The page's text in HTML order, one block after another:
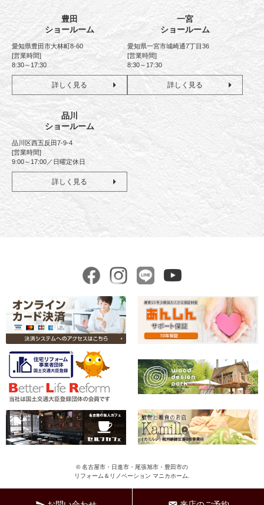
豊田
ショールーム
愛知県豊田市大林町8-60
[営業時間]
8:30～17:30
詳しく見る
一宮
ショールーム
愛知県一宮市城崎通7丁目36
[営業時間]
8:30～17:30
詳しく見る
品川
ショールーム
品川区西五反田7-9-4
[営業時間]
9:00～17:00／日曜定休日
詳しく見る
© 名古屋市・日進市・尾張旭市・豊田市の
リフォーム＆リノベーション マニカホーム.